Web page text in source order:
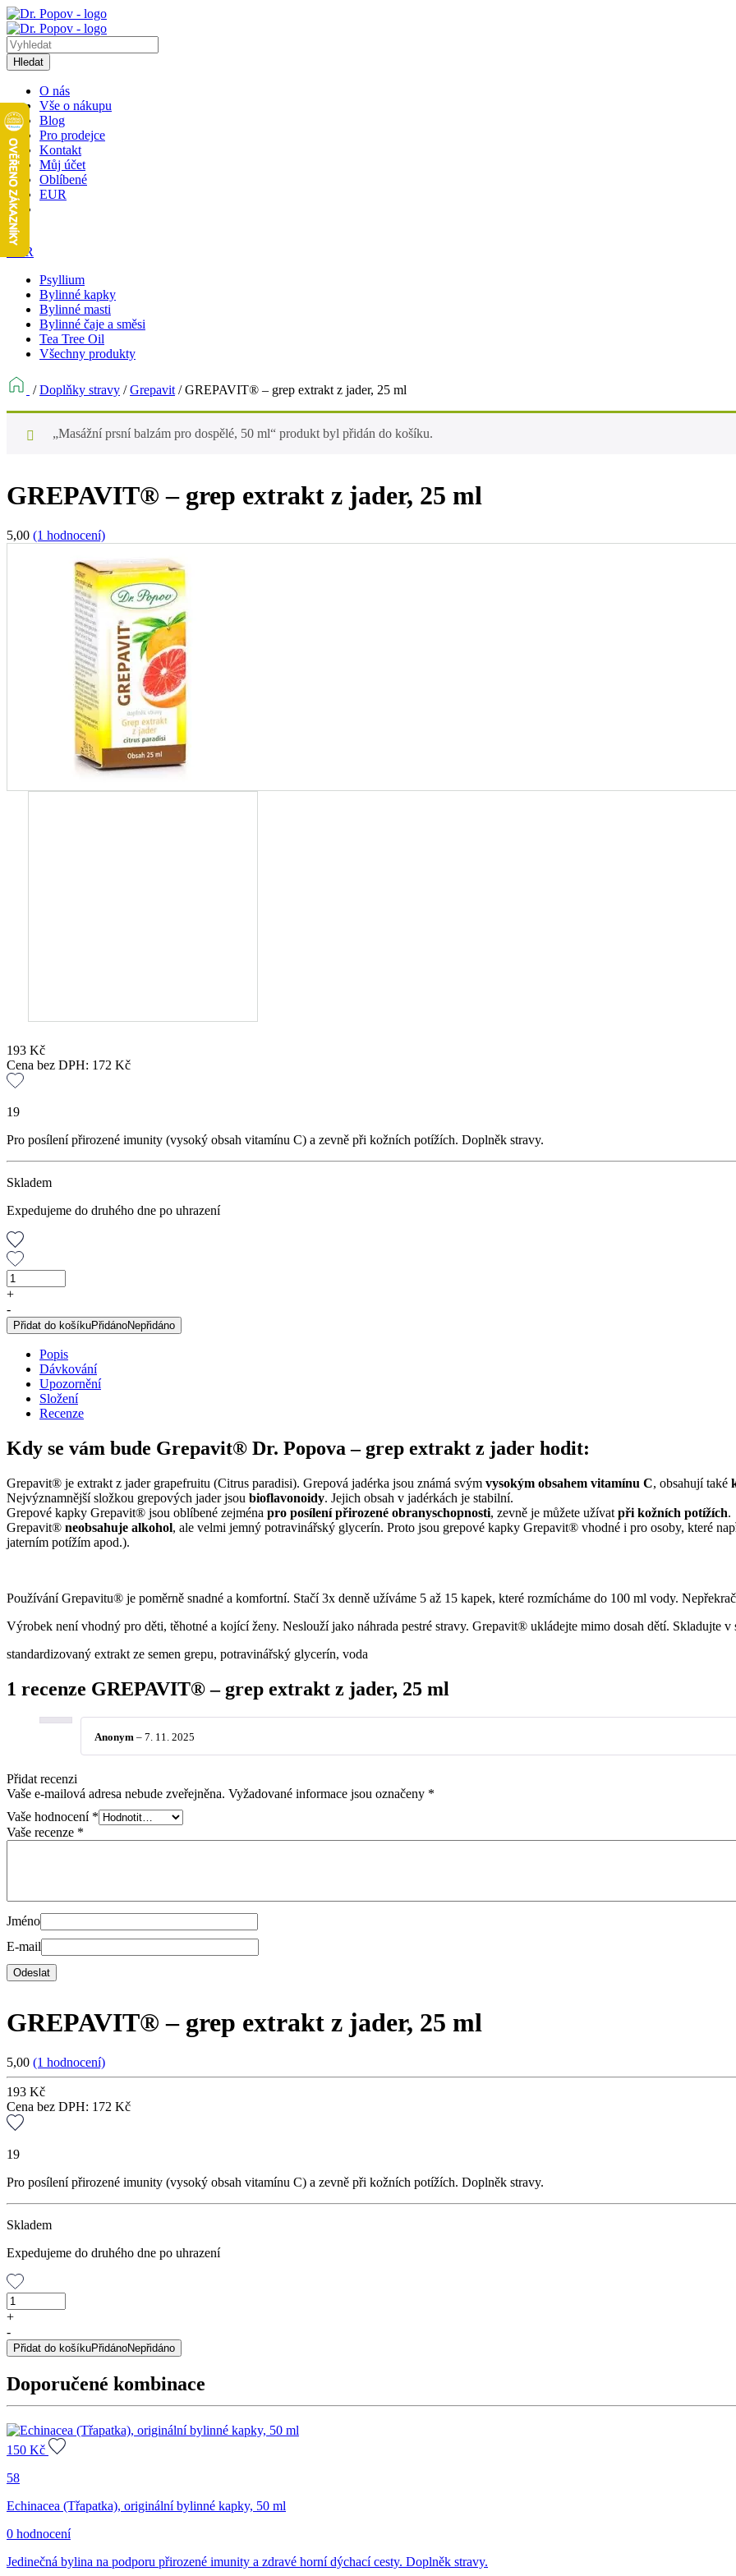
Hledat
O nás
Vše o nákupu
Blog
Pro prodejce
Kontakt
Můj účet
Oblíbené
EUR
1
EUR
Psyllium
Bylinné kapky
Bylinné masti
Bylinné čaje a směsi
Tea Tree Oil
Všechny produkty
/Doplňky stravy /Grepavit /GREPAVIT® – grep extrakt z jader, 25 ml
„Masážní prsní balzám pro dospělé, 50 ml“ produkt byl přidán do košíku.
GREPAVIT® – grep extrakt z jader, 25 ml
5,00 (1 hodnocení)
193 Kč
Cena bez DPH: 172 Kč
19
Pro posílení přirozené imunity (vysoký obsah vitamínu C) a zevně při kožních potížích. Doplněk stravy.
Skladem
Expedujeme do druhého dne po uhrazení
GREPAVIT®
–
grep
extrakt
z
jader,
množství
+
-
Přidat do košíkuPřidánoNepřidáno
Popis
Dávkování
Upozornění
Složení
Recenze
Kdy se vám bude Grepavit® Dr. Popova – grep extrakt z jader hodit:
Grepavit® je extrakt z jader grapefruitu (Citrus paradisi). Grepová jadérka jsou známá svým vysokým obsahem vitamínu C, obsahují také
Nejvýznamnější složkou grepových jader jsou bioflavonoidy. Jejich obsah v jadérkách je stabilní.
Grepové kapky Grepavit® jsou oblíbené zejména pro posílení přirozené obranyschopnosti, zevně je můžete užívat při kožních potížích.
Grepavit® neobsahuje alkohol, ale velmi jemný potravinářský glycerín. Proto jsou grepové kapky Grepavit® vhodné i pro osoby, které
jaterním potížím apod.).
Používání Grepavitu® je poměrně snadné a komfortní. Stačí 3x denně užíváme 5 až 15 kapek, které rozmícháme do 100 ml vody.
Výrobek není vhodný pro děti, těhotné a kojící ženy. Neslouží jako náhrada pestré stravy. Grepavit® ukládejte mimo dosah dětí. Skladujte
standardizovaný extrakt ze semen grepu, potravinářský glycerín, voda
1 recenze GREPAVIT® – grep extrakt z jader, 25 ml
Anonym – 7. 11. 2025
Přidat recenzi
Vaše e-mailová adresa nebude zveřejněna. Vyžadované informace jsou označeny *
Vaše hodnocení *
Vaše recenze *
Jméno
E-mail
GREPAVIT® – grep extrakt z jader, 25 ml
5,00 (1 hodnocení)
193 Kč
Cena bez DPH: 172 Kč
19
Pro posílení přirozené imunity (vysoký obsah vitamínu C) a zevně při kožních potížích. Doplněk stravy.
Skladem
Expedujeme do druhého dne po uhrazení
GREPAVIT®
–
extrakt
z
25
ml
+
-
Přidat do košíkuPřidánoNepřidáno
Doporučené kombinace
150 Kč
58
Echinacea (Třapatka), originální bylinné kapky, 50 ml
0 hodnocení
Jedinečná bylina na podporu přirozené imunity a zdravé horní dýchací cesty. Doplněk stravy.